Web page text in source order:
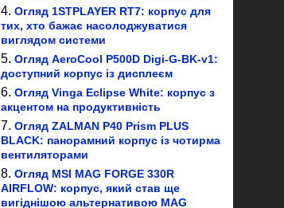
Огляд 1STPLAYER RT7: корпус для
тих, хто бажає насолоджуватися
виглядом системи
Огляд AeroCool P500D Digi-G-BK-v1:
доступний корпус із дисплеєм
Огляд Vinga Eclipse White: корпус з
акцентом на продуктивність
Огляд ZALMAN P40 Prism PLUS
BLACK: панорамний корпус із чотирма
вентиляторами
Огляд MSI MAG FORGE 330R
AIRFLOW: корпус, який став ще
вигіднішою альтернативою MAG